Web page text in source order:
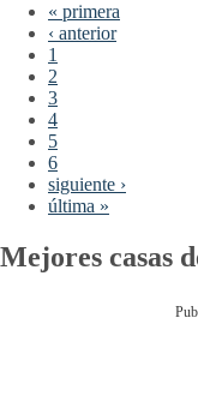
« primera
‹ anterior
1
2
3
4
5
6
siguiente ›
última »
Mejores casas